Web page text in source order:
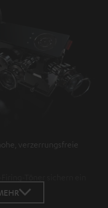
verzerrungsfreie